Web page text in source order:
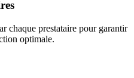
chaque prestataire pour garantir
optimale.